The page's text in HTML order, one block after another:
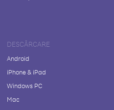
DESCĂRCARE
Android
iPhone & iPad
Windows PC
Mac